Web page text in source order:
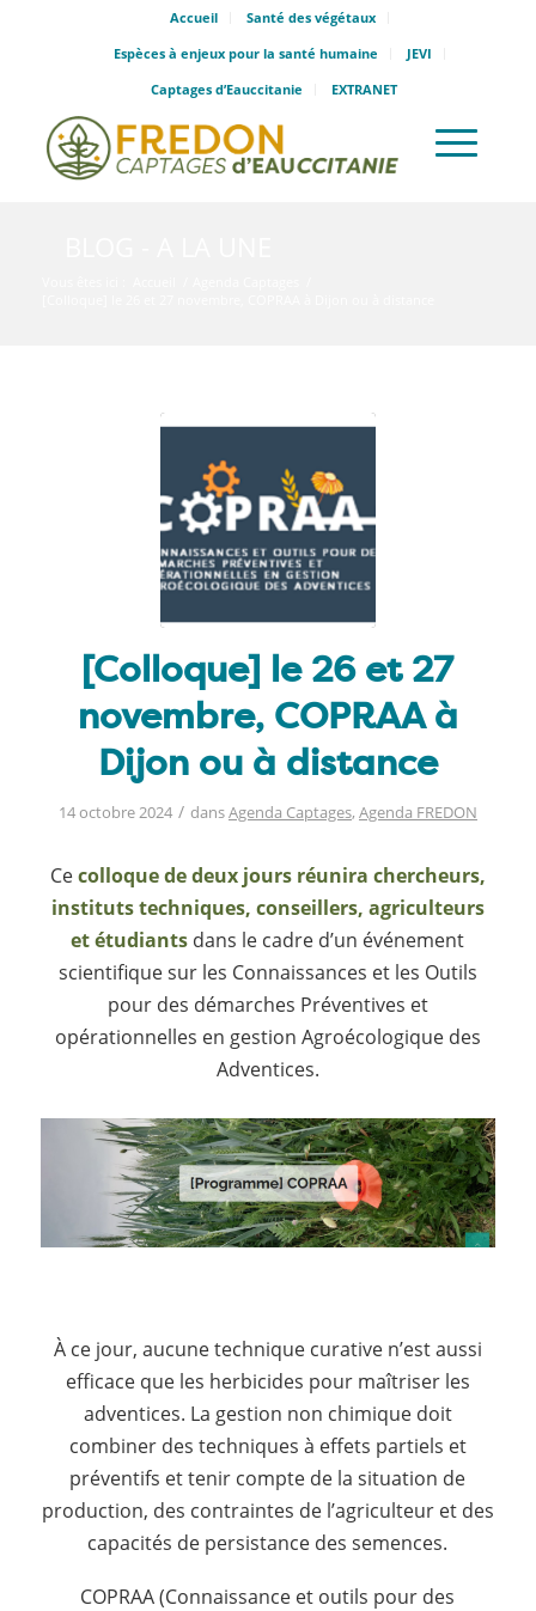
Accueil
Santé des végétaux
Espèces à enjeux pour la santé humaine
JEVI
Captages d’Eauccitanie
EXTRANET
[Colloque] le 26 et 27
novembre, COPRAA à
Dijon ou à distance
14 octobre 2024 / dansAgenda Captages, Agenda FREDON
Cecolloque de deux jours réunira chercheurs,
instituts techniques, conseillers, agriculteurs
et étudiants dans le cadre d’un événement
scientifique sur les Connaissances et les Outils
pour des démarches Préventives et
opérationnelles en gestion Agroécologique des
Adventices.
À ce jour, aucune technique curative n’est aussi
efficace que les herbicides pour maîtriser les
adventices. La gestion non chimique doit
combiner des techniques à effets partiels et
préventifs et tenir compte de la situation de
production, des contraintes de l’agriculteur et des
capacités de persistance des semences.
COPRAA (Connaissance et outils pour des